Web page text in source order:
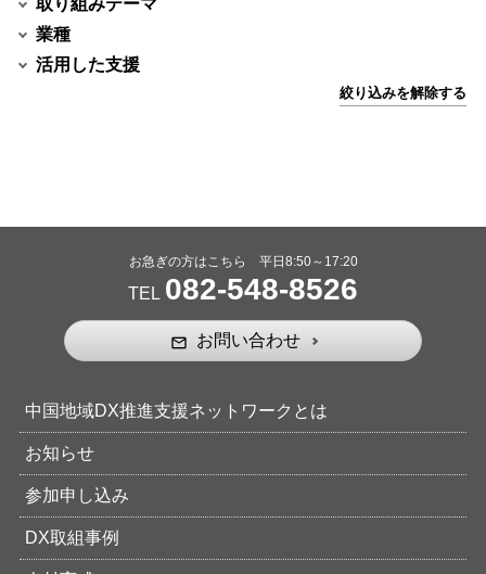
取り組みテーマ
業種
活用した支援
絞り込みを解除する
お急ぎの方はこちら 平日8:50～17:20
TEL 082-548-8526
mail_outline お問い合わせ
中国地域DX推進支援ネットワークとは
お知らせ
参加申し込み
DX取組事例